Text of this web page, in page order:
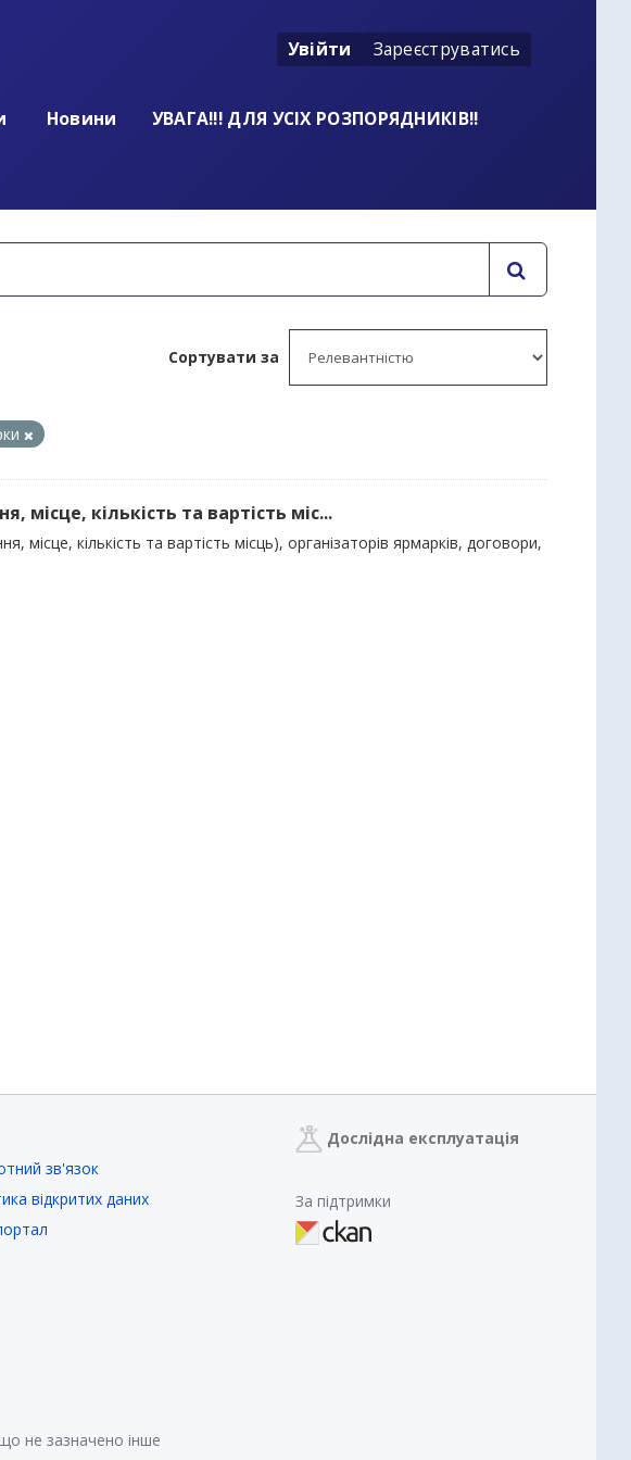
Увійти Зареєструватись
Новини
УВАГА!!! ДЛЯ УСІХ РОЗПОРЯДНИКІВ!!
Сортувати за
місце, кількість та вартість міс...
місце, кількість та вартість місць), організаторів ярмарків, договори,
зв'язок
відкритих даних
Дослідна експлуатація
За підтримки
не зазначено інше